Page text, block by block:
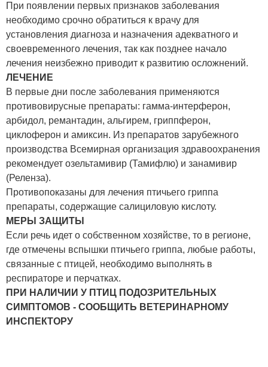
При появлении первых признаков заболевания
необходимо срочно обратиться к врачу для
установления диагноза и назначения адекватного и
своевременного лечения, так как позднее начало
лечения неизбежно приводит к развитию осложнений.
ЛЕЧЕНИЕ
В первые дни после заболевания применяются
противовирусные препараты: гамма-интерферон,
арбидол, ремантадин, альгирем, гриппферон,
циклоферон и амиксин. Из препаратов зарубежного
производства Всемирная организация здравоохранения
рекомендует озельтамивир (Тамифлю) и занамивир
(Реленза).
Противопоказаны для лечения птичьего гриппа
препараты, содержащие салициловую кислоту.
МЕРЫ ЗАЩИТЫ
Если речь идет о собственном хозяйстве, то в регионе,
где отмечены вспышки птичьего гриппа, любые работы,
связанные с птицей, необходимо выполнять в
респираторе и перчатках.
ПРИ НАЛИЧИИ У ПТИЦ ПОДОЗРИТЕЛЬНЫХ
СИМПТОМОВ - СООБЩИТЬ ВЕТЕРИНАРНОМУ
ИНСПЕКТОРУ